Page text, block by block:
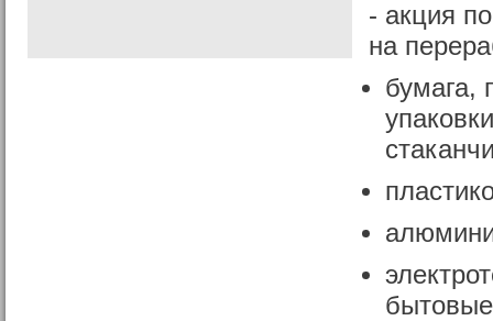
- акция
на
бумага,